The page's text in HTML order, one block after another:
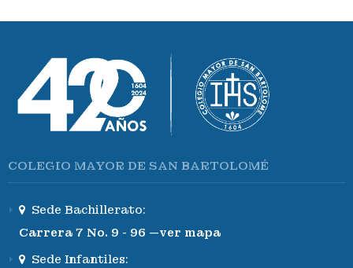
COLEGIO MAYOR DE SAN BARTOLOMÉ
Sede Bachillerato:
Carrera 7 No. 9 - 96 —ver mapa
Sede Infantiles: